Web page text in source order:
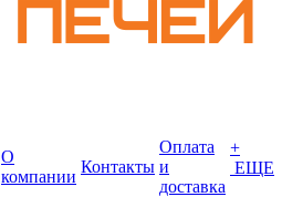
О
компании
Контакты
Оплата
и
доставка
+
ЕЩЕ